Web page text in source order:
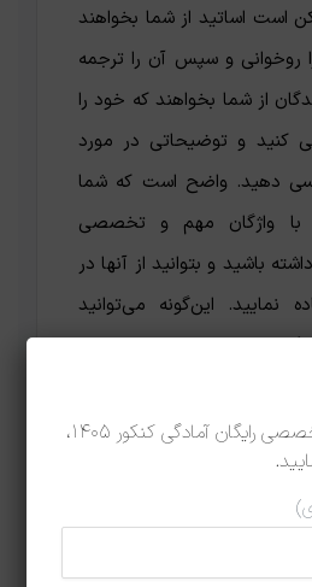
است اساتید از شما بخواهند
روخوانی و سپس آن را ترجمه
از شما بخواهند که خود را
کنید و توضیحاتی در مورد
دهید. واضح است که شما
با واژگان مهم و تخصصی
باشید و بتوانید از آنها در
نمایید. این‌گونه می‌توانید
و البته رشته‌تان را به
خوبی ندارند و نگران این
کهکارگاه زبان انگلیسی
جهت دریافت مشاوره تخصصی رایگان آمادگی کنکور 1405،